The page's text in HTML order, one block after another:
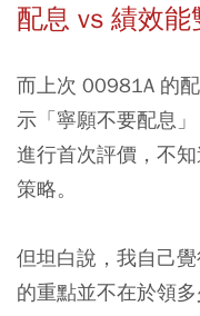
配息 vs 績效
而上次 00981A 的
示「寧願不要配息
進行首次評價，不
策略。
但坦白說，我自己
的重點並不在於領